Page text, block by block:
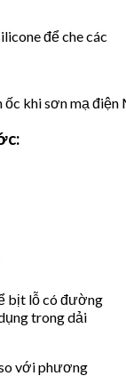
để che các
ốc khi sơn mạ điện
bịt lỗ có đường
trong dải
với phương